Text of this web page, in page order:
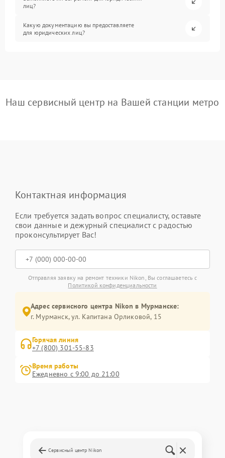
лиц?
Какую документацию вы предоставляете
для юридических лиц?
Наш сервисный центр на Вашей станции метро
Контактная информация
Если требуется задать вопрос специалисту, оставьте
свои данные и дежурный специалист с радостью
проконсультирует Вас!
Отправляя заявку на ремонт техники Nikon, Вы соглашаетесь с
Политикой конфиденциальности
Адрес сервисного центра Nikon в Мурманске:
г. Мурманск, ул. Капитана Орликовой, 15
Горячая линия
+7 (800) 301-55-83
Время работы
Ежедневно с 9:00 до 21:00
Сервисный центр Nikon